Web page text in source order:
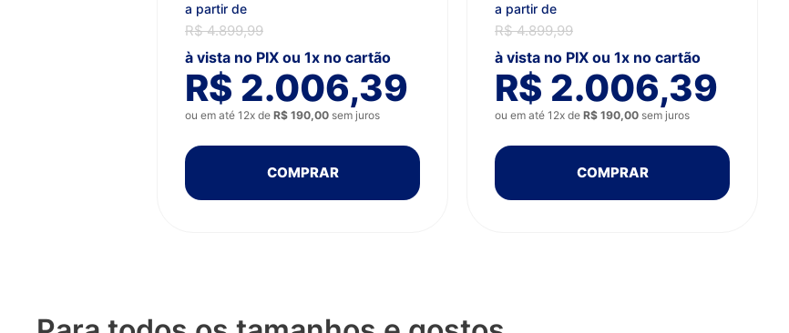
a partir de
R$ 4.899,99
à vista no PIX ou 1x no cartão
R$ 2.006,39
ou em até 12x de R$ 190,00 sem juros
COMPRAR
a partir de
R$ 4.899,99
à vista no PIX ou 1x no cartão
R$ 2.006,39
ou em até 12x de R$ 190,00 sem juros
COMPRAR